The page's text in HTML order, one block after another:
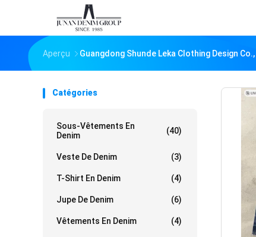
Aperçu Guangdong Shunde Leka Clothing Design
Catégories
Sous-Vêtements En
Denim
(40)
Veste De Denim (3)
T-Shirt En Denim (4)
Jupe De Denim (6)
Vêtements En Denim (4)